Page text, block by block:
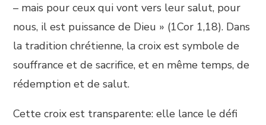
– mais pour ceux qui vont vers leur salut, pour
nous, il est puissance de Dieu » (1Cor 1,18). Dans
la tradition chrétienne, la croix est symbole de
souffrance et de sacrifice, et en même temps, de
rédemption et de salut.
Cette croix est transparente: elle lance le défi